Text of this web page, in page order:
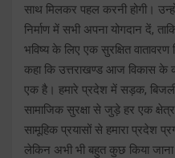
साथ मिलकर पहल करनी होगी।
निर्माण में सभी अपना योगदान दें,
भविष्य के लिए एक सुरक्षित
कहा कि उत्तराखण्ड आज विकास के
एक है। हमारे प्रदेश में सड़क, बिजली,
सामाजिक सुरक्षा से जुड़े हर एक
सामूहिक प्रयासों से हमारा प्रदेश
लेकिन अभी भी बहुत कुछ किया